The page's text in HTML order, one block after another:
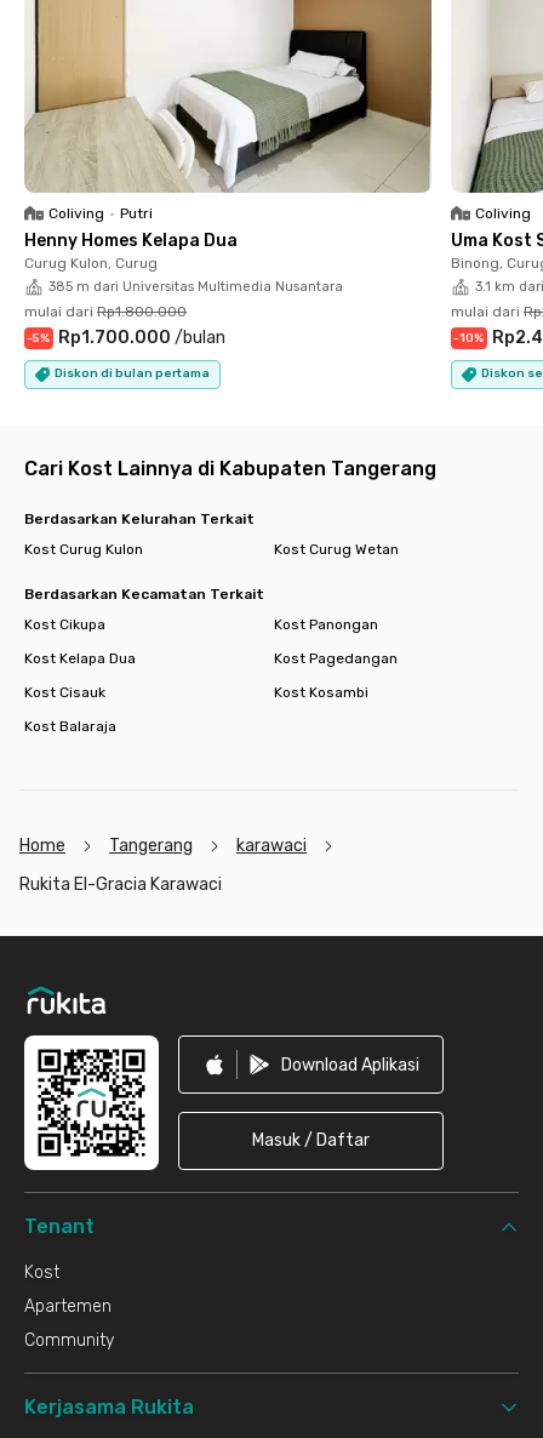
🛎️ Laundry dan cleaning
🍽️ Dapur bersama
🔐 CCTV
✨ Lingkungan tenang dan nyaman di tengah perumahan elite
Rukita El-Gracia Karawaci juga cocok untuk profesional muda
yang menginginkan coliving nyaman untuk beristirahat
optimal. Nikmati kehidupan yang lebih praktis, modern, dan
nyaman di kawasan eksklusif bersama Rukita. Booking
sekarang!
Coliving • Putri
Henny Homes Kelapa Dua
Curug Kulon, Curug
385 m dari Universitas Multimedia Nusantara
mulai dari Rp1.800.000
-5% Rp1.700.000 /bulan
Diskon di bulan pertama
Coliving
Uma Kost
Binong,
3.1 km
mulai dari
-10%
Diskon
Cari Kost Lainnya di Kabupaten Tangerang
Berdasarkan Kelurahan Terkait
Kost Curug Kulon
Kost Curug Wetan
Berdasarkan Kecamatan Terkait
Kost Cikupa
Kost Panongan
Kost Kelapa Dua
Kost Pagedangan
Kost Cisauk
Kost Kosambi
Kost Balaraja
Home Tangerang
karawaci
Rukita El-Gracia Karawaci
Download Aplikasi
Masuk / Daftar
Tenant
Kost
Apartemen
Community
Kerjasama Rukita